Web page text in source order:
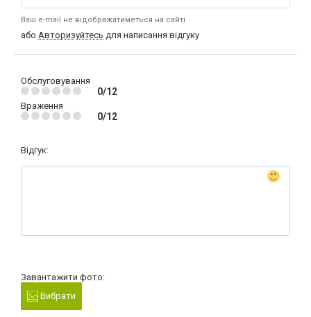
Ваш e-mail не відображатиметься на сайті
або Авторизуйтесь для написання відгуку
Обслуговування
0/12
Враження
0/12
Відгук:
Завантажити фото:
Вибрати